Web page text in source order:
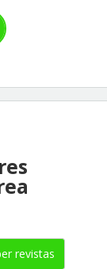
revistas